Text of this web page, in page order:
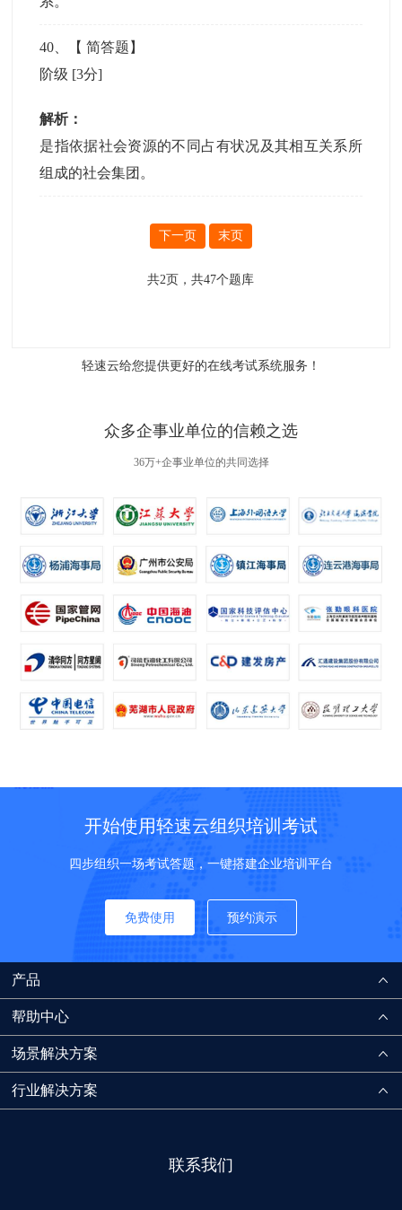
40 、【简答题 】
阶级 [3分]
解析：
是指依据社会资源的不同占有状况及其相互关系所
组成的社会集团。
下一页 末页
共2页，共47个题库
轻速云给您提供更好的在线考试系统服务！
众多企事业单位的信赖之选
36万+企事业单位的共同选择
开始使用轻速云组织培训考试
四步组织一场考试答题，一键搭建企业培训平台
免费使用 预约演示
产品
帮助中心
场景解决方案
行业解决方案
联系我们